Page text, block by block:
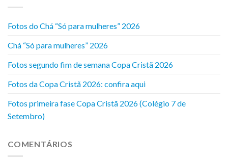
Fotos do Chá “Só para mulheres” 2026
Chá “Só para mulheres” 2026
Fotos segundo fim de semana Copa Cristã 2026
Fotos da Copa Cristã 2026: confira aqui
Fotos primeira fase Copa Cristã 2026 (Colégio 7 de
Setembro)
COMENTÁRIOS